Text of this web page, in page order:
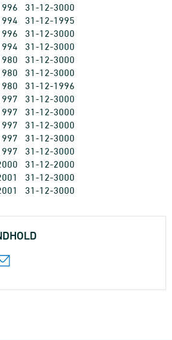
31-12-3000
31-12-1995
31-12-3000
31-12-3000
31-12-3000
31-12-3000
31-12-1996
31-12-3000
31-12-3000
31-12-3000
31-12-3000
31-12-3000
31-12-2000
31-12-3000
31-12-3000